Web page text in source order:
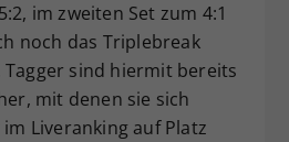
im zweiten Set zum 4:1
noch das Triplebreak
sind hiermit bereits
mit denen sie sich
Liveranking auf Platz